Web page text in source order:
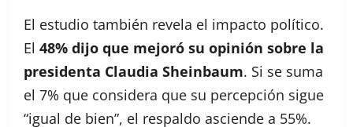
El estudio también revela el impacto político.
El 48% dijo que mejoró su opinión sobre la
presidenta Claudia Sheinbaum. Si se suma
el 7% que considera que su percepción sigue
“igual de bien”, el respaldo asciende a 55%.